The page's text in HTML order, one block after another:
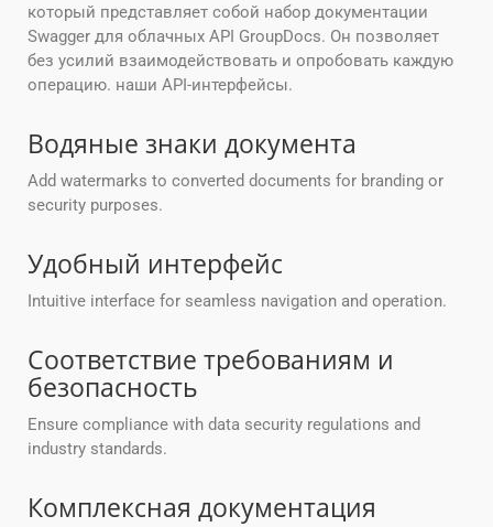
который представляет собой набор документации
Swagger для облачных API GroupDocs. Он позволяет
без усилий взаимодействовать и опробовать каждую
операцию. наши API-интерфейсы.
Водяные знаки документа
Add watermarks to converted documents for branding or
security purposes.
Удобный интерфейс
Intuitive interface for seamless navigation and operation.
Соответствие требованиям и
безопасность
Ensure compliance with data security regulations and
industry standards.
Комплексная документация